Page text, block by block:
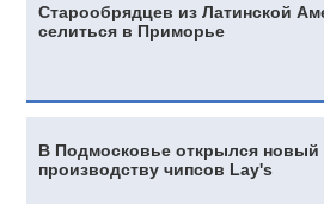
Старообрядцев из Латинской
селиться в Приморье
В Подмосковье открылся новый
производству чипсов Lay's